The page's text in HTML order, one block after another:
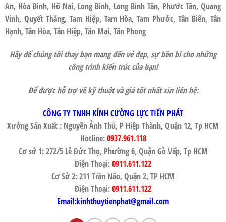
An, Hòa Bình, Hố Nai, Long Bình, Long Bình Tân, Phước Tân, Quang
Vinh, Quyết Thắng, Tam Hiệp, Tam Hòa, Tam Phước, Tân Biên, Tân
Hạnh, Tân Hòa, Tân Hiệp, Tân Mai, Tân Phong
Hãy để chúng tôi thay bạn mang đến vẻ đẹp, sự bền bỉ cho những
công trình kiến trúc của bạn!
Để được hỗ trợ về kỹ thuật và giá tốt nhất xin liên hệ:
CÔNG TY TNHH KÍNH CƯỜNG LỰC TIẾN PHÁT
Xưởng Sản Xuất : Nguyễn Ảnh Thủ, P Hiệp Thành, Quận 12, Tp HCM
Hotline:0937.961.118
Cơ sở 1: 272/5 Lê Đức Thọ, Phường 6, Quận Gò Vấp, Tp HCM
Điện Thoại:0911.611.122
Cơ Sở 2: 211 Trần Não, Quận 2, TP HCM
Điện Thoại:0911.611.122
Email:kinhthuytienphat@gmail.com